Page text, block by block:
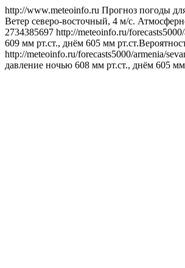
http://www.meteoinfo.ru Прогноз погоды
Ветер северо-восточный, 4 м/с.
2734385697 http://meteoinfo.ru/
609 мм рт.ст., днём 605 мм
http://meteoinfo.ru/forecasts5000/armenia/
давление ночью 608 мм рт.ст., днём 605 мм